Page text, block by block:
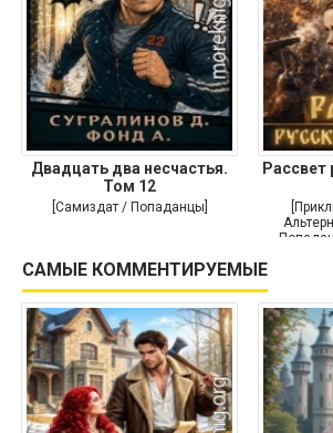
Двадцать два несчастья.
Том 12
[Самиздат / Попаданцы]
Рассвет
САМЫЕ КОММЕНТИРУЕМЫЕ